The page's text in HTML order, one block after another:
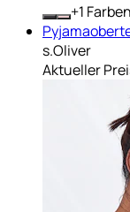
+ Farben
s.Oliver
Aktueller